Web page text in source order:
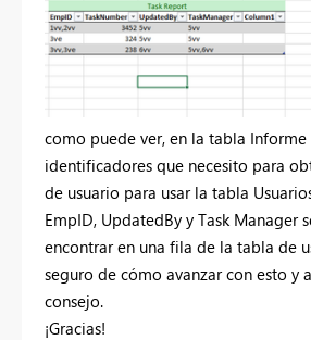
como puede ver, en la tabla Informe
identificadores que necesito para
de usuario para usar la tabla
EmpID, UpdatedBy y Task Manager
encontrar en una fila de la tabla de
seguro de cómo avanzar con esto y
consejo.
¡Gracias!